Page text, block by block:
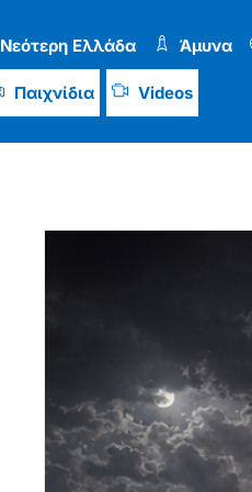
Νεότερη Ελλάδα Άμυνα
Παιχνίδια Videos